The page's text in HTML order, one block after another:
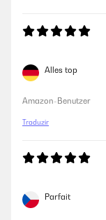
Alles top
Amazon-Benutzer
Traduzir
Parfait